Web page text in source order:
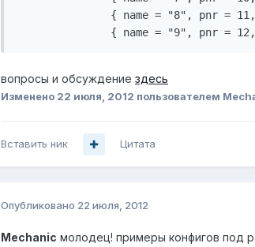
{ name = "8", pnr =
{ name = "9", pnr =
вопросы и обсуждение здесь
Изменено 22 июля, 2012 пользователем
Вставить ник Цитата
Опубликовано 22 июля, 2012
Mechanic молодец! примеры конфигов под